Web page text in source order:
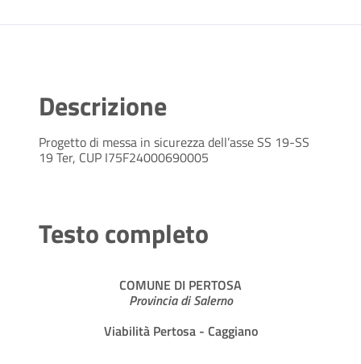
Descrizione
Progetto di messa in sicurezza dell’asse SS 19-SS
19 Ter, CUP I75F24000690005
Testo completo
COMUNE DI PERTOSA
Provincia di Salerno
Viabilità Pertosa - Caggiano